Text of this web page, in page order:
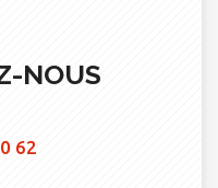
NOUS
62